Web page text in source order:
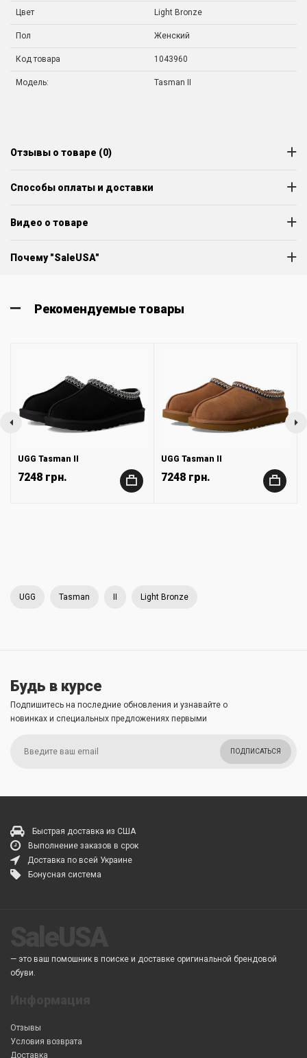
Цвет Light Bronze
Пол Женский
Код товара 1043960
Модель: Tasman II
Отзывы о товаре (0)
Способы оплаты и доставки
Видео о товаре
Почему "SaleUSA"
Рекомендуемые товары
UGG Tasman II
7248 грн. +
UGG Tasman II
7248 грн. +
UGG Tasman II Light Bronze
Будь в курсе
Подпишитесь на последние обновления и узнавайте о
новинках и специальных предложениях первыми
ПОДПИСАТЬСЯ
Быстрая доставка из США
Выполнение заказов в срок
Доставка по всей Украине
Бонусная система
— это ваш помошник в поиске и доставке оригинальной брендовой
обуви.
Отзывы
Условия возврата
Доставка